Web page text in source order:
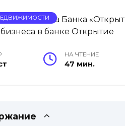
НА ЧТЕНИЕ
47 мин.